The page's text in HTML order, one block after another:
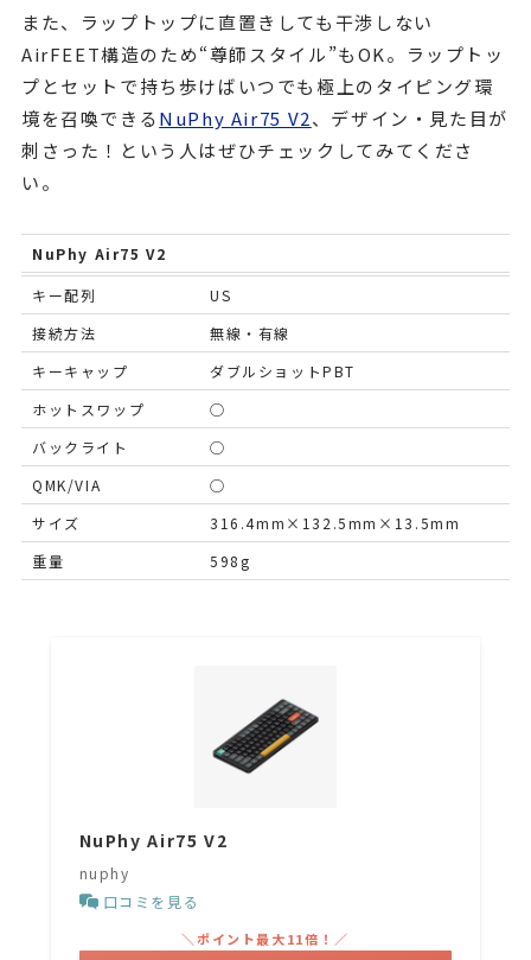
また、ラップトップに直置きしても干渉しない
AirFEET構造のため“尊師スタイル”もOK。ラップトッ
プとセットで持ち歩けばいつでも極上のタイピング環
境を召喚できるNuPhy Air75 V2、デザイン・見た目が
刺さった！という人はぜひチェックしてみてくださ
い。
NuPhy Air75 V2
キー配列
US
接続方法
無線・有線
キーキャップ
ダブルショットPBT
ホットスワップ
◯
バックライト
◯
QMK/VIA
◯
サイズ
316.4mm×132.5mm×13.5mm
重量
598g
NuPhy Air75 V2
nuphy
口コミを見る
＼ポイント最大11倍！／